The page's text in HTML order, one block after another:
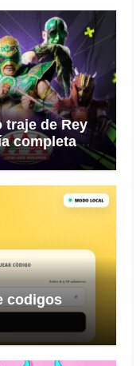
traje de Rey
completa
codigos